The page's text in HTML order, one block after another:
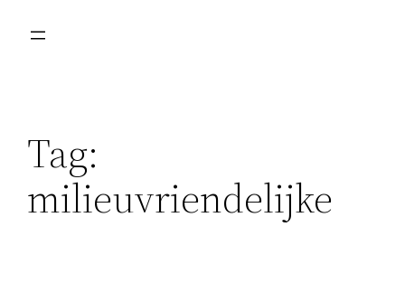
Tag:
milieuvriendelijke